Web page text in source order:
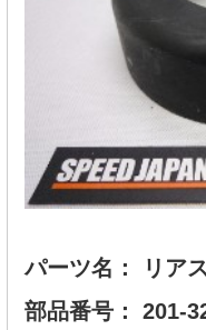
パーツ名： リア
部品番号： 201-